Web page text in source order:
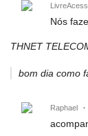
Nós
THNET
bom dia como
Raphael